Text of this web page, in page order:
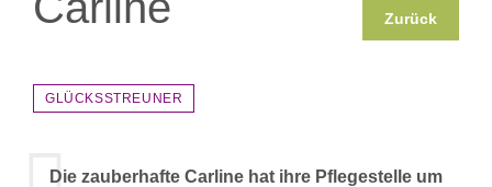
Zurück
GLÜCKSSTREUNER
Die zauberhafte Carline hat ihre Pflegestelle um